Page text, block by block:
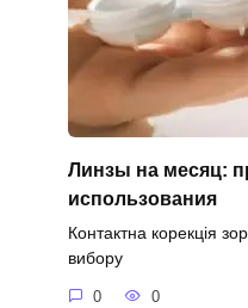
Линзы на месяц:
использования
Контактна корекція
вибору
0 0